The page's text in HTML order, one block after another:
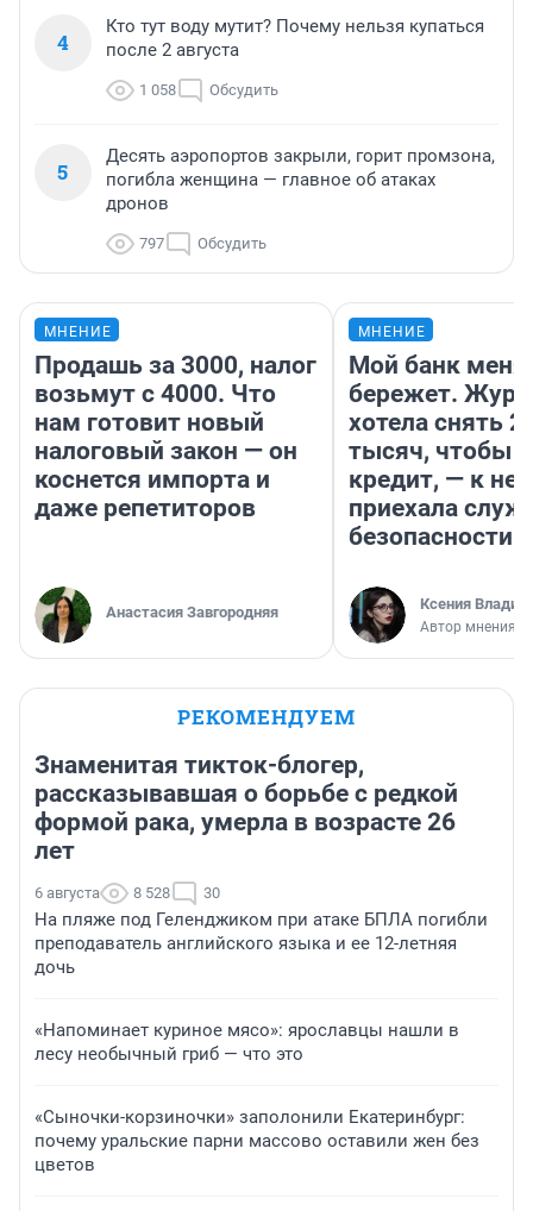
4
Кто тут воду мутит? Почему нельзя купаться
после 2 августа
1 058 Обсудить
5
Десять аэропортов закрыли, горит промзона,
погибла женщина — главное об атаках
дронов
797 Обсудить
МНЕНИЕ
Продашь за 3000, налог
возьмут с 4000. Что
нам готовит новый
налоговый закон — он
коснется импорта и
даже репетиторов
Анастасия Завгородняя
МНЕНИЕ
Мой банк меня
бережет.
хотела снять
тысяч, чтобы
кредит, — к
приехала
безопасности
Ксения
Автор мнения
РЕКОМЕНДУЕМ
Знаменитая тикток-блогер,
рассказывавшая о борьбе с редкой
формой рака, умерла в возрасте 26
лет
6 августа 8 528 30
На пляже под Геленджиком при атаке БПЛА погибли
преподаватель английского языка и ее 12-летняя
дочь
«Напоминает куриное мясо»: ярославцы нашли в
лесу необычный гриб — что это
«Сыночки-корзиночки» заполонили Екатеринбург:
почему уральские парни массово оставили жен без
цветов